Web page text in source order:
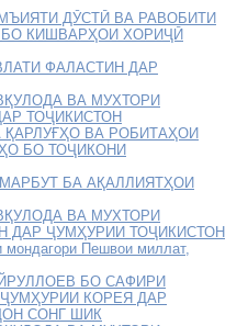
ДӮСТӢ ВА РАВОБИТИ
КИШВАРҲОИ ХОРИҶӢ
ФАЛАСТИН ДАР
ВА МУХТОРИ
ТОҶИКИСТОН
ВА РОБИТАҲОИ
БО ТОҶИКОНИ
БА АҚАЛЛИЯТҲОИ
ВА МУХТОРИ
ДАР ҶУМҲУРИИ ТОҶИКИСТОН
мондагори Пешвои миллат,
БО САФИРИ
КОРЕЯ ДАР
СОНГ ШИК